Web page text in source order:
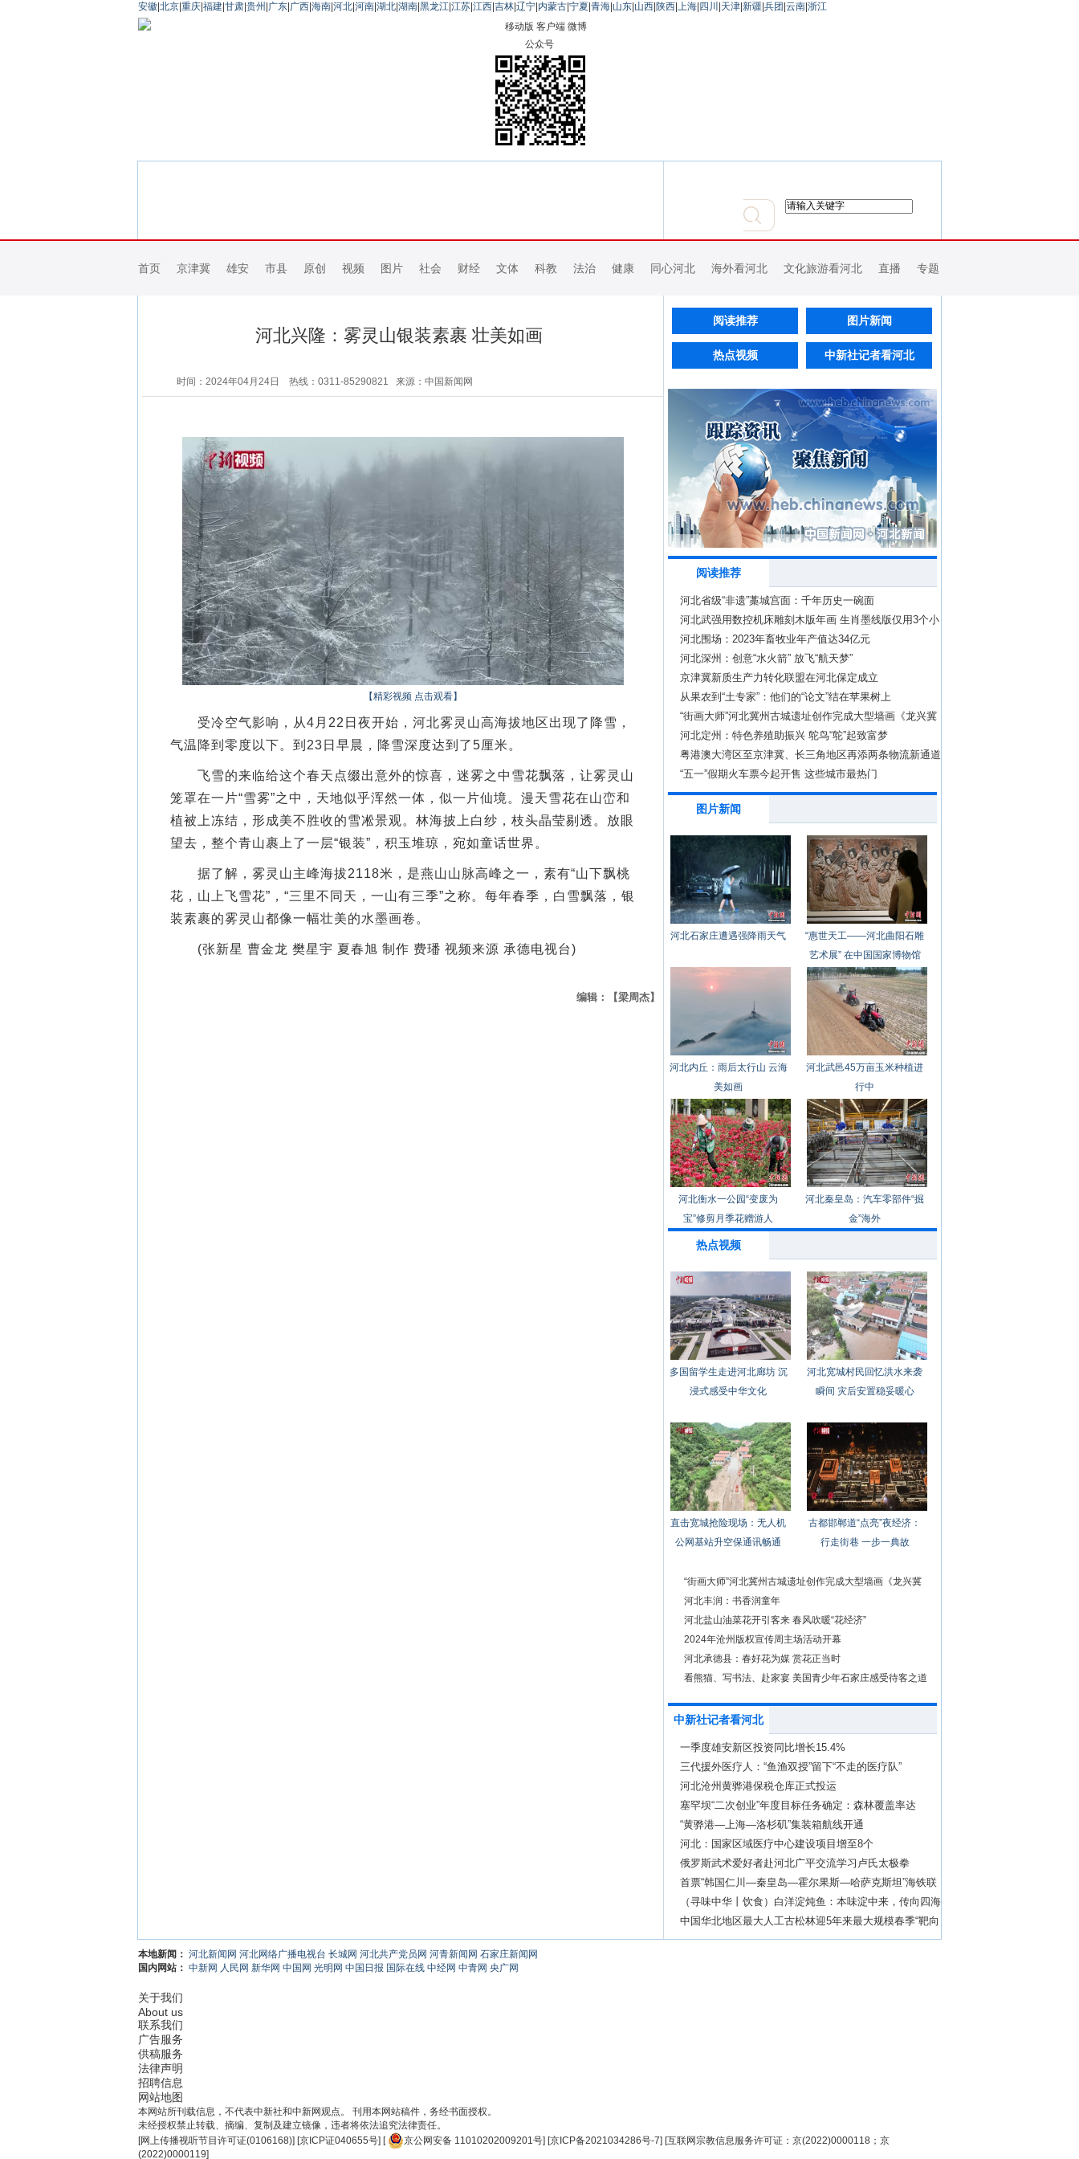
安徽 北京 重庆 福建 甘肃 贵州 广东 广西 海南 河北 河南 湖北 湖南 黑龙江 江苏 江西 吉林 辽宁 内蒙古 宁夏 青海 山东 山西 陕西 上海 四川 天津 新疆 兵团 云南 浙江
移动版 客户端 微博
公众号
首页 京津冀 雄安 市县 原创 视频 图片 社会 财经 文体 科教 法治 健康 同心河北 海外看河北 文化旅游看河北 直播 专题
河北兴隆：雾灵山银装素裹 壮美如画
时间：2024年04月24日 热线：0311-85290821 来源：中国新闻网
【精彩视频 点击观看】
受冷空气影响，从4月22日夜开始，河北雾灵山高海拔地区出现了降雪，
气温降到零度以下。到23日早晨，降雪深度达到了5厘米。
飞雪的来临给这个春天点缀出意外的惊喜，迷雾之中雪花飘落，让雾灵山
笼罩在一片“雪雾”之中，天地似乎浑然一体，似一片仙境。漫天雪花在山峦和
植被上冻结，形成美不胜收的雪凇景观。林海披上白纱，枝头晶莹剔透。放眼
望去，整个青山裹上了一层“银装”，积玉堆琼，宛如童话世界。
据了解，雾灵山主峰海拔2118米，是燕山山脉高峰之一，素有“山下飘桃
花，山上飞雪花”，“三里不同天，一山有三季”之称。每年春季，白雪飘落，银
装素裹的雾灵山都像一幅壮美的水墨画卷。
(张新星 曹金龙 樊星宇 夏春旭 制作 费璠 视频来源 承德电视台)
编辑：【梁周杰】
阅读推荐 图片新闻
热点视频 中新社记者看河北
阅读推荐
河北省级“非遗”藁城宫面：千年历史一碗面
河北武强用数控机床雕刻木版年画 生肖墨线版仅用3个小
时
河北围场：2023年畜牧业年产值达34亿元
河北深州：创意“水火箭” 放飞“航天梦”
京津冀新质生产力转化联盟在河北保定成立
从果农到“土专家”：他们的“论文”结在苹果树上
“街画大师”河北冀州古城遗址创作完成大型墙画《龙兴冀
州》
河北定州：特色养殖助振兴 鸵鸟“鸵”起致富梦
粤港澳大湾区至京津冀、长三角地区再添两条物流新通道
“五一”假期火车票今起开售 这些城市最热门
图片新闻
河北石家庄遭遇强降雨天气
“惠世天工——河北曲阳石雕
艺术展” 在中国国家博物馆
开幕
河北内丘：雨后太行山 云海
美如画
河北武邑45万亩玉米种植进
行中
河北衡水一公园“变废为
宝”修剪月季花赠游人
河北秦皇岛：汽车零部件“掘
金”海外
热点视频
多国留学生走进河北廊坊 沉
浸式感受中华文化
河北宽城村民回忆洪水来袭
瞬间 灾后安置稳妥暖心
直击宽城抢险现场：无人机
公网基站升空保通讯畅通
古都邯郸道“点亮”夜经济：
行走街巷 一步一典故
“街画大师”河北冀州古城遗址创作完成大型墙画《龙兴冀
州》
河北丰润：书香润童年
河北盐山油菜花开引客来 春风吹暖“花经济”
2024年沧州版权宣传周主场活动开幕
河北承德县：春好花为媒 赏花正当时
看熊猫、写书法、赴家宴 美国青少年石家庄感受待客之道
中新社记者看河北
一季度雄安新区投资同比增长15.4%
三代援外医疗人：“鱼渔双授”留下“不走的医疗队”
河北沧州黄骅港保税仓库正式投运
塞罕坝“二次创业”年度目标任务确定：森林覆盖率达
82.5%
“黄骅港—上海—洛杉矶”集装箱航线开通
河北：国家区域医疗中心建设项目增至8个
俄罗斯武术爱好者赴河北广平交流学习卢氏太极拳
首票“韩国仁川—秦皇岛—霍尔果斯—哈萨克斯坦”海铁联
运过境货物通关
（寻味中华丨饮食）白洋淀炖鱼：本味淀中来，传向四海
去
中国华北地区最大人工古松林迎5年来最大规模春季“靶向
养疗”
本地新闻： 河北新闻网 河北网络广播电视台 长城网 河北共产党员网 河青新闻网 石家庄新闻网
国内网站： 中新网 人民网 新华网 中国网 光明网 中国日报 国际在线 中经网 中青网 央广网
关于我们
About us
联系我们
广告服务
供稿服务
法律声明
招聘信息
网站地图
本网站所刊载信息，不代表中新社和中新网观点。 刊用本网站稿件，务经书面授权。
未经授权禁止转载、摘编、复制及建立镜像，违者将依法追究法律责任。
[网上传播视听节目许可证(0106168)] [京ICP证040655号] [ 京公网安备 11010202009201号] [京ICP备2021034286号-7] [互联网宗教信息服务许可证：京(2022)0000118；京
(2022)0000119]